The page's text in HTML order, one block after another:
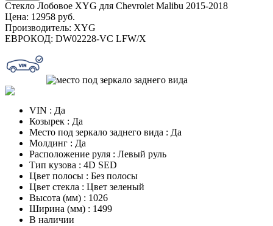
Стекло Лобовое XYG для Chevrolet Malibu 2015-2018
Цена: 12958 руб.
Производитель: XYG
ЕВРОКОД: DW02228-VC LFW/X
VIN : Да
Козырек : Да
Место под зеркало заднего вида : Да
Молдинг : Да
Расположение руля : Левый руль
Тип кузова : 4D SED
Цвет полосы : Без полосы
Цвет стекла : Цвет зеленый
Высота (мм) : 1026
Ширина (мм) : 1499
В наличии